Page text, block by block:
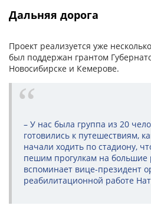
Дальняя дорога
Проект реализуется уже
был поддержан грантом
Новосибирске и Кемерове.
– У нас была группа из 20
готовились к путешествиям,
начали ходить по стадиону,
пешим прогулкам на большие
вспоминает вице-президент
реабилитационной работе